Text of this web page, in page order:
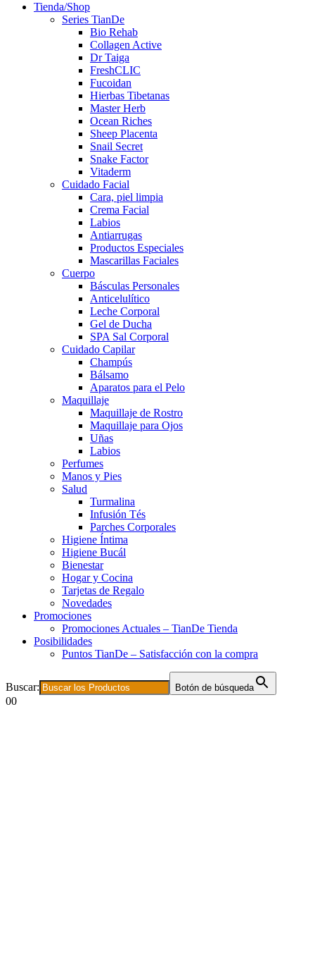
Tienda/Shop
Series TianDe
Bio Rehab
Collagen Active
Dr Taiga
FreshCLIC
Fucoidan
Hierbas Tibetanas
Master Herb
Ocean Riches
Sheep Placenta
Snail Secret
Snake Factor
Vitaderm
Cuidado Facial
Cara, piel limpia
Crema Facial
Labios
Antiarrugas
Productos Especiales
Mascarillas Faciales
Cuerpo
Básculas Personales
Anticelulítico
Leche Corporal
Gel de Ducha
SPA Sal Corporal
Cuidado Capilar
Champús
Bálsamo
Aparatos para el Pelo
Maquillaje
Maquillaje de Rostro
Maquillaje para Ojos
Uñas
Labios
Perfumes
Manos y Pies
Salud
Turmalina
Infusión Tés
Parches Corporales
Higiene Íntima
Higiene Bucál
Bienestar
Hogar y Cocina
Tarjetas de Regalo
Novedades
Promociones
Promociones Actuales – TianDe Tienda
Posibilidades
Puntos TianDe – Satisfacción con la compra
Buscar: Botón de búsqueda
00